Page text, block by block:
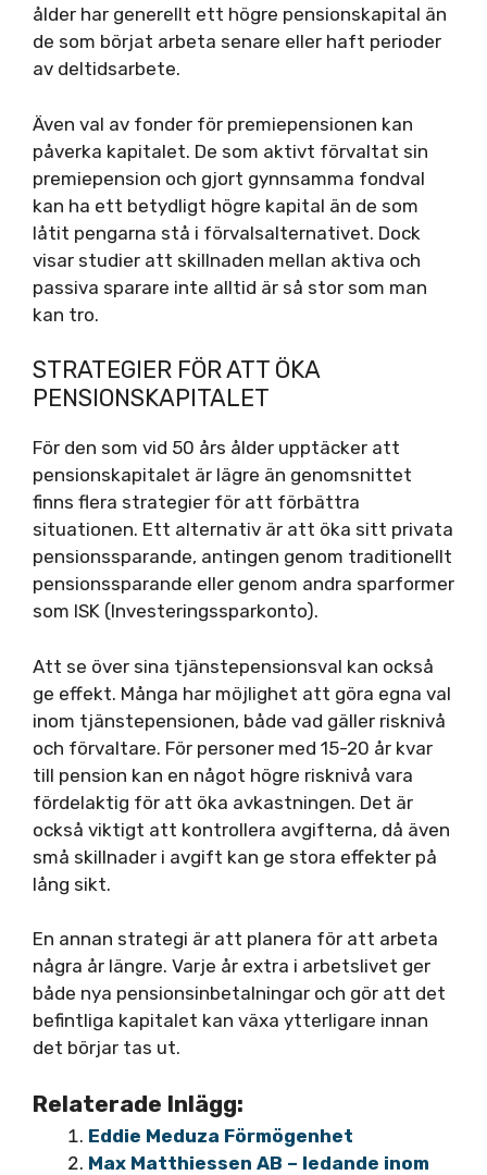
ålder har generellt ett högre pensionskapital än
de som börjat arbeta senare eller haft perioder
av deltidsarbete.
Även val av fonder för premiepensionen kan
påverka kapitalet. De som aktivt förvaltat sin
premiepension och gjort gynnsamma fondval
kan ha ett betydligt högre kapital än de som
låtit pengarna stå i förvalsalternativet. Dock
visar studier att skillnaden mellan aktiva och
passiva sparare inte alltid är så stor som man
kan tro.
STRATEGIER FÖR ATT ÖKA
PENSIONSKAPITALET
För den som vid 50 års ålder upptäcker att
pensionskapitalet är lägre än genomsnittet
finns flera strategier för att förbättra
situationen. Ett alternativ är att öka sitt privata
pensionssparande, antingen genom traditionellt
pensionssparande eller genom andra sparformer
som ISK (Investeringssparkonto).
Att se över sina tjänstepensionsval kan också
ge effekt. Många har möjlighet att göra egna val
inom tjänstepensionen, både vad gäller risknivå
och förvaltare. För personer med 15-20 år kvar
till pension kan en något högre risknivå vara
fördelaktig för att öka avkastningen. Det är
också viktigt att kontrollera avgifterna, då även
små skillnader i avgift kan ge stora effekter på
lång sikt.
En annan strategi är att planera för att arbeta
några år längre. Varje år extra i arbetslivet ger
både nya pensionsinbetalningar och gör att det
befintliga kapitalet kan växa ytterligare innan
det börjar tas ut.
Relaterade Inlägg:
Eddie Meduza Förmögenhet
Max Matthiessen AB – ledande inom